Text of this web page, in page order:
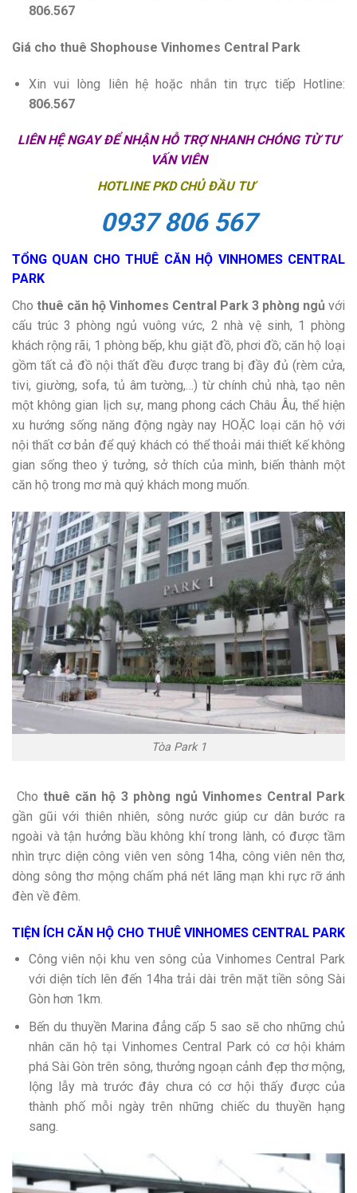
806.567
Giá cho thuê Shophouse Vinhomes Central Park
Xin vui lòng liên hệ hoặc nhắn tin trực tiếp Hotline:
806.567
LIÊN HỆ NGAY ĐỂ NHẬN HỖ TRỢ NHANH CHÓNG TỪ TƯ
VẤN VIÊN
HOTLINE PKD CHỦ ĐẦU TƯ
0937 806 567
TỔNG QUAN CHO THUÊ CĂN HỘ VINHOMES CENTRAL
PARK
Cho thuê căn hộ Vinhomes Central Park 3 phòng ngủ với
cấu trúc 3 phòng ngủ vuông vức, 2 nhà vệ sinh, 1 phòng
khách rộng rãi, 1 phòng bếp, khu giặt đồ, phơi đồ; căn hộ loại
gồm tất cả đồ nội thất đều được trang bị đầy đủ (rèm cửa,
tivi, giường, sofa, tủ âm tường,…) từ chính chủ nhà, tạo nên
một không gian lịch sự, mang phong cách Châu Âu, thể hiện
xu hướng sống năng động ngày nay HOẶC loại căn hộ với
nội thất cơ bản để quý khách có thể thoải mái thiết kế không
gian sống theo ý tưởng, sở thích của mình, biến thành một
căn hộ trong mơ mà quý khách mong muốn.
Tòa Park 1
Chothuê căn hộ 3 phòng ngủ Vinhomes Central Park
gần gũi với thiên nhiên, sông nước giúp cư dân bước ra
ngoài và tận hưởng bầu không khí trong lành, có được tầm
nhìn trực diện công viên ven sông 14ha, công viên nên thơ,
dòng sông thơ mộng chấm phá nét lãng mạn khi rực rỡ ánh
đèn về đêm.
TIỆN ÍCH CĂN HỘ CHO THUÊ VINHOMES CENTRAL PARK
Công viên nội khu ven sông của Vinhomes Central Park
với diện tích lên đến 14ha trải dài trên mặt tiền sông Sài
Gòn hơn 1km.
Bến du thuyền Marina đẳng cấp 5 sao sẽ cho những chủ
nhân căn hộ tại Vinhomes Central Park có cơ hội khám
phá Sài Gòn trên sông, thưởng ngoạn cảnh đẹp thơ mộng,
lộng lẫy mà trước đây chưa có cơ hội thấy được của
thành phố mỗi ngày trên những chiếc du thuyền hạng
sang.